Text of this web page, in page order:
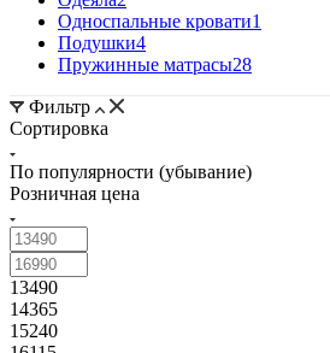
Односпальные кровати1
Подушки4
Пружинные матрасы28
Фильтр
Сортировка
По популярности (убывание)
Розничная цена
13490
14365
15240